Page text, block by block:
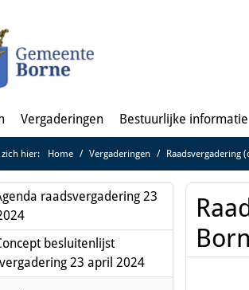
Vergaderingen Bestuurlijke informatie
hier: Home Vergaderingen Raadsvergadering
raadsvergadering 23
besluitenlijst
23 april 2024